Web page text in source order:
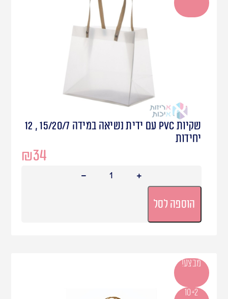
שקיות PVC עם ידית נשיאה במידה 15/20/7 , 12
יחידות
₪34
הוספה לסל
מבצע!
10+2